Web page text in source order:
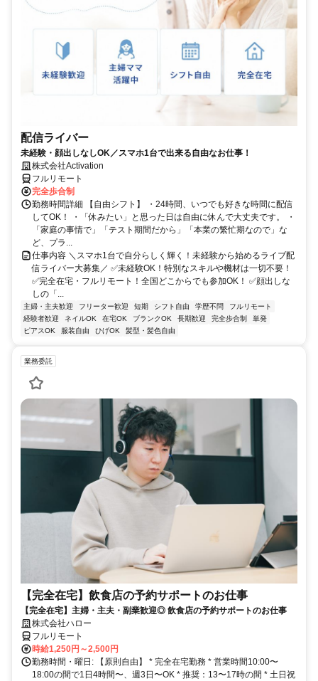
配信ライバー
未経験・顔出しなしOK／スマホ1台で出来る自由なお仕事！
株式会社Activation
フルリモート
完全歩合制
勤務時間詳細 【自由シフト】 ・24時間、いつでも好きな時間に配信
してOK！ ・「休みたい」と思った日は自由に休んで大丈夫です。 ・
「家庭の事情で」「テスト期間だから」「本業の繁忙期なので」な
ど、プラ...
仕事内容 ＼スマホ1台で自分らしく輝く！未経験から始めるライブ配
信ライバー大募集／ ✅未経験OK！特別なスキルや機材は一切不要！
✅完全在宅・フルリモート！全国どこからでも参加OK！ ✅顔出しな
しの「...
主婦・主夫歓迎 フリーター歓迎 短期 シフト自由 学歴不問
フルリモート
経験者歓迎
ネイルOK 在宅OK ブランクOK 長期歓迎 完全歩合制
単発
ピアスOK
服装自由 ひげOK 髪型・髪色自由
業務委託
【完全在宅】飲食店の予約サポートのお仕事
【完全在宅】主婦・主夫・副業歓迎◎ 飲食店の予約サポートのお仕事
株式会社ハロー
フルリモート
時給1,250円～2,500円
勤務時間・曜日: 【原則自由】 * 完全在宅勤務 * 営業時間10:00〜
18:00の間で1日4時間〜、週3日〜OK * 推奨：13〜17時の間 * 土日祝